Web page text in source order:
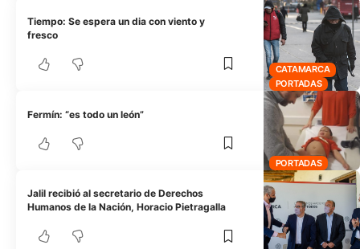
CATAMARCA
PORTADAS
Tiempo: Se espera un dia con viento y
fresco
PORTADAS
Fermín: “es todo un león”
Jalil recibió al secretario de Derechos
Humanos de la Nación, Horacio Pietragalla